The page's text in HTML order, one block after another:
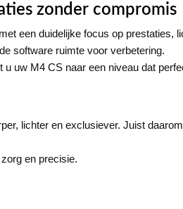
zonder compromis
een duidelijke focus op prestaties,
software ruimte voor verbetering.
u uw M4 CS naar een niveau dat
lichter en exclusiever. Juist
en precisie.